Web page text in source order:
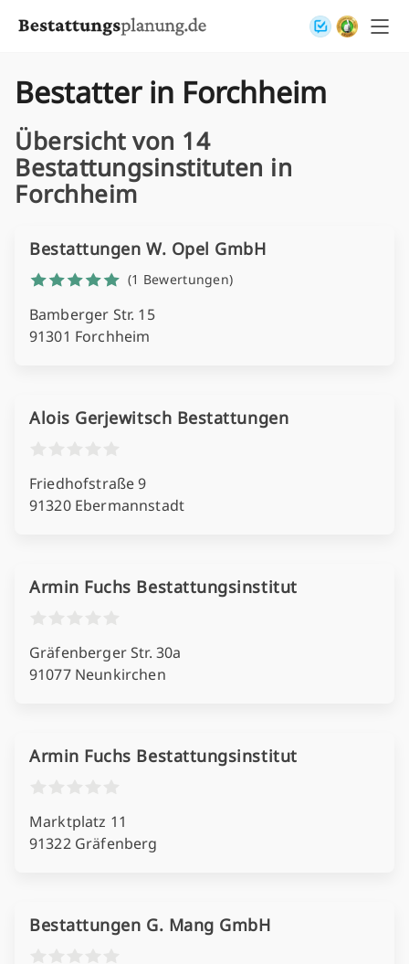
Bestatter in Forchheim
Übersicht von 14
Bestattungsinstituten in
Forchheim
Bestattungen W. Opel GmbH
(1 Bewertungen)
Bamberger Str. 15
91301 Forchheim
Alois Gerjewitsch Bestattungen
Friedhofstraße 9
91320 Ebermannstadt
Armin Fuchs Bestattungsinstitut
Gräfenberger Str. 30a
91077 Neunkirchen
Armin Fuchs Bestattungsinstitut
Marktplatz 11
91322 Gräfenberg
Bestattungen G. Mang GmbH